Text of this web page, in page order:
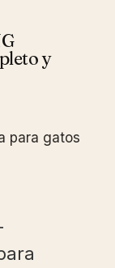
y
para gatos